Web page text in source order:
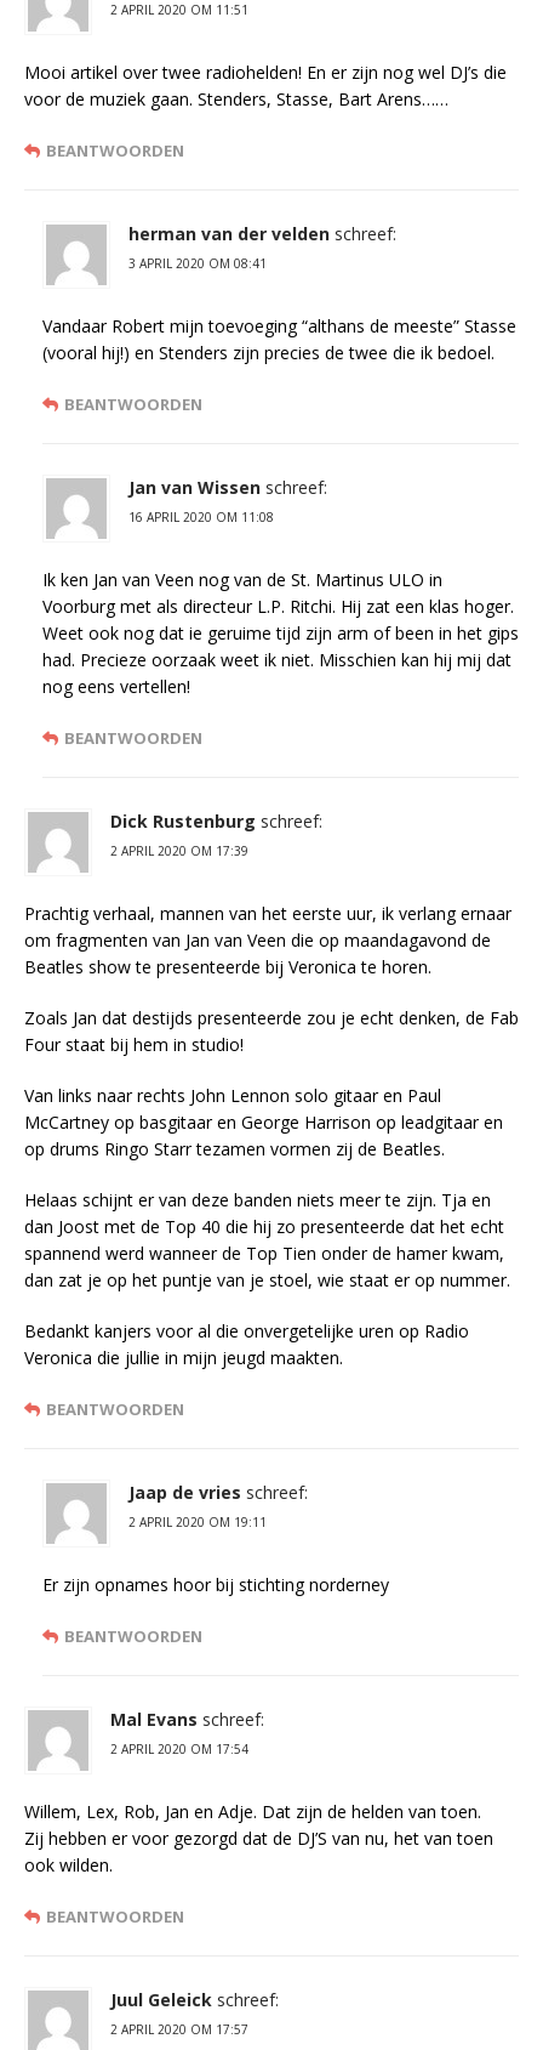
2 APRIL 2020 OM 11:51
Mooi artikel over twee radiohelden! En er zijn nog wel DJ’s die
voor de muziek gaan. Stenders, Stasse, Bart Arens……
BEANTWOORDEN
herman van der velden schreef:
3 APRIL 2020 OM 08:41
Vandaar Robert mijn toevoeging “althans de meeste” Stasse
(vooral hij!) en Stenders zijn precies de twee die ik bedoel.
BEANTWOORDEN
Jan van Wissen schreef:
16 APRIL 2020 OM 11:08
Ik ken Jan van Veen nog van de St. Martinus ULO in
Voorburg met als directeur L.P. Ritchi. Hij zat een klas hoger.
Weet ook nog dat ie geruime tijd zijn arm of been in het gips
had. Precieze oorzaak weet ik niet. Misschien kan hij mij dat
nog eens vertellen!
BEANTWOORDEN
Dick Rustenburg schreef:
2 APRIL 2020 OM 17:39
Prachtig verhaal, mannen van het eerste uur, ik verlang ernaar
om fragmenten van Jan van Veen die op maandagavond de
Beatles show te presenteerde bij Veronica te horen.
Zoals Jan dat destijds presenteerde zou je echt denken, de Fab
Four staat bij hem in studio!
Van links naar rechts John Lennon solo gitaar en Paul
McCartney op basgitaar en George Harrison op leadgitaar en
op drums Ringo Starr tezamen vormen zij de Beatles.
Helaas schijnt er van deze banden niets meer te zijn. Tja en
dan Joost met de Top 40 die hij zo presenteerde dat het echt
spannend werd wanneer de Top Tien onder de hamer kwam,
dan zat je op het puntje van je stoel, wie staat er op nummer.
Bedankt kanjers voor al die onvergetelijke uren op Radio
Veronica die jullie in mijn jeugd maakten.
BEANTWOORDEN
Jaap de vries schreef:
2 APRIL 2020 OM 19:11
Er zijn opnames hoor bij stichting norderney
BEANTWOORDEN
Mal Evans schreef:
2 APRIL 2020 OM 17:54
Willem, Lex, Rob, Jan en Adje. Dat zijn de helden van toen.
Zij hebben er voor gezorgd dat de DJ’S van nu, het van toen
ook wilden.
BEANTWOORDEN
Juul Geleick schreef:
2 APRIL 2020 OM 17:57